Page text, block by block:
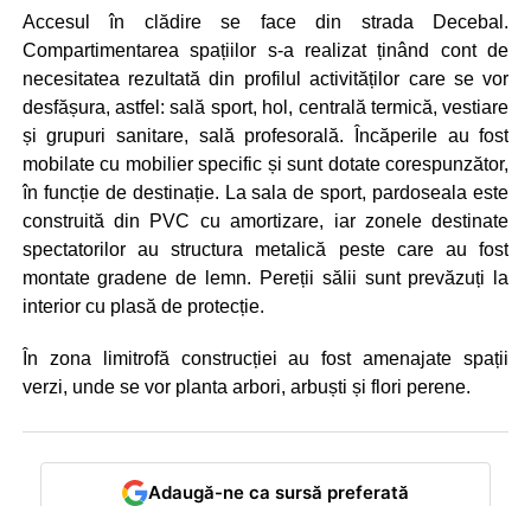
Accesul în clădire se face din strada Decebal.
Compartimentarea spațiilor s-a realizat ținând cont de
necesitatea rezultată din profilul activităților care se vor
desfășura, astfel: sală sport, hol, centrală termică, vestiare
și grupuri sanitare, sală profesorală. Încăperile au fost
mobilate cu mobilier specific și sunt dotate corespunzător,
în funcție de destinație. La sala de sport, pardoseala este
construită din PVC cu amortizare, iar zonele destinate
spectatorilor au structura metalică peste care au fost
montate gradene de lemn. Pereții sălii sunt prevăzuți la
interior cu plasă de protecție.
În zona limitrofă construcției au fost amenajate spații
verzi, unde se vor planta arbori, arbuști și flori perene.
Adaugă-ne ca sursă preferată